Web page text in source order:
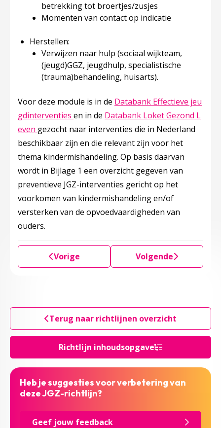
Richtlijn inhoudsopgave
betrekking tot broertjes/zusjes
Momenten van contact op indicatie
Herstellen:
Verwijzen naar hulp (sociaal wijkteam,
(jeugd)GGZ, jeugdhulp, specialistische
(trauma)behandeling, huisarts).
Voor deze module is in de Databank Effectieve jeu
gdinterventies Deze linkt opent in een nieuw tabblad
en in de Databank Loket Gezond L
even Deze linkt opent in een nieuw tabblad
gezocht naar interventies die in Nederland
beschikbaar zijn en die relevant zijn voor het
thema kindermishandeling. Op basis daarvan
wordt in Bijlage 1 een overzicht gegeven van
preventieve JGZ-interventies gericht op het
voorkomen van kindermishandeling en/of
versterken van de opvoedvaardigheden van
ouders.
Vorige Volgende
Terug naar richtlijnen overzicht
Heb je suggesties voor verbetering van
deze JGZ-richtlijn?
Geef jouw feedback